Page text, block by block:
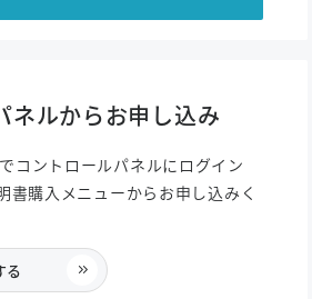
ネルからお申し込み
コントロールパネルにログイン
書購入メニューからお申し込みく
る